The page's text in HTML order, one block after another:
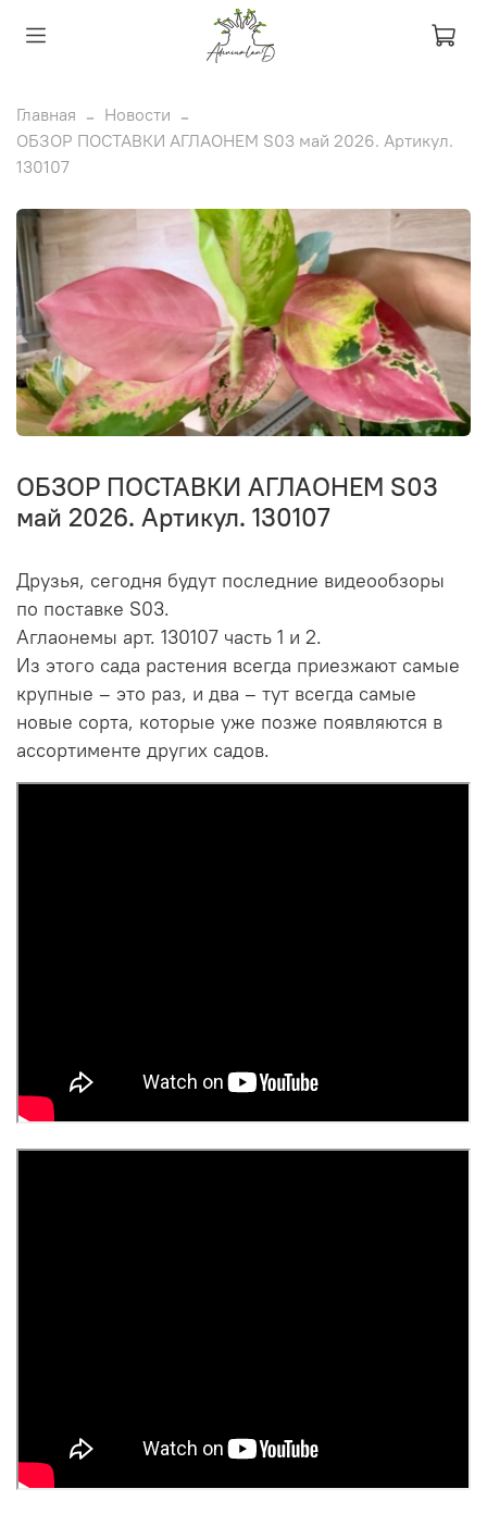
Главная
Новости
ОБЗОР ПОСТАВКИ АГЛАОНЕМ S03 май 2026. Артикул.
130107
ОБЗОР ПОСТАВКИ АГЛАОНЕМ S03
май 2026. Артикул. 130107
Друзья, сегодня будут последние видеообзоры
по поставке S03.
Аглаонемы арт. 130107 часть 1 и 2.
Из этого сада растения всегда приезжают самые
крупные – это раз, и два – тут всегда самые
новые сорта, которые уже позже появляются в
ассортименте других садов.